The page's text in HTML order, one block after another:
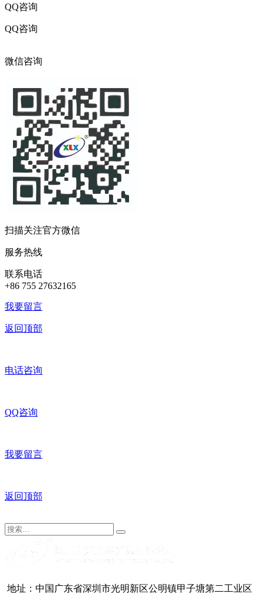
QQ咨询
QQ咨询
微信咨询
扫描关注官方微信
服务热线
联系电话
+86 755 27632165
我要留言
返回顶部
电话咨询
QQ咨询
我要留言
返回顶部
地址：中国广东省深圳市光明新区公明镇甲子塘第二工业区